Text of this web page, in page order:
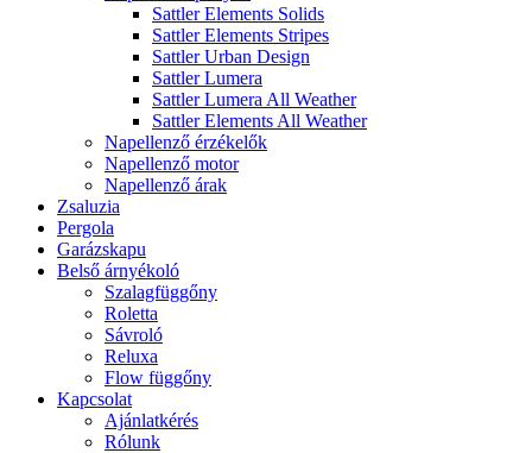
Sattler Elements Solids
Sattler Elements Stripes
Sattler Urban Design
Sattler Lumera
Sattler Lumera All Weather
Sattler Elements All Weather
Napellenző érzékelők
Napellenző motor
Napellenző árak
Zsaluzia
Pergola
Garázskapu
Belső árnyékoló
Szalagfüggőny
Roletta
Sávroló
Reluxa
Flow függőny
Kapcsolat
Ajánlatkérés
Rólunk